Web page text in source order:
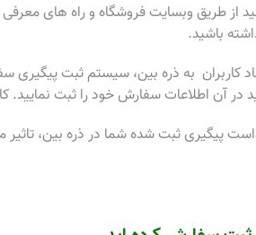
از طریق وبسایت فروشگاه و راه های
باشید.
کاربران به ذره بین، سیستم ثبت
در آن اطلاعات سفارش خود را ثبت نمایید.
پیگیری ثبت شده شما در ذره بین، تاثیر